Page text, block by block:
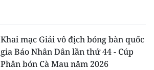
Khai mạc Giải vô địch bóng bàn quốc
gia Báo Nhân Dân lần thứ 44 - Cúp
Phân bón Cà Mau năm 2026